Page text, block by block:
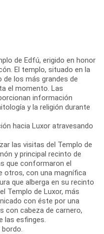
de Edfú, erigido en honor
El templo, situado en la
de los más grandes de
el momento. Las
información
y la religión durante
hacia Luxor atravesando
las visitas del Templo de
y principal recinto de
que conformaron el
otros, con una magnífica
que alberga en su recinto
Templo de Luxor, más
con éste por una
con cabeza de carnero,
las esfinges.